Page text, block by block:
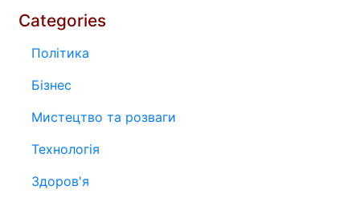
Categories
Політика
Бізнес
Мистецтво та розваги
Технологія
Здоров'я